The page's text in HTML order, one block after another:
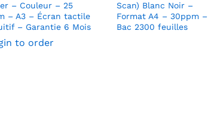
– Couleur – 25
– A3 – Écran tactile
– Garantie 6 Mois
to order
Scan) Blanc Noir –
Format A4 – 30ppm –
Bac 2300 feuilles